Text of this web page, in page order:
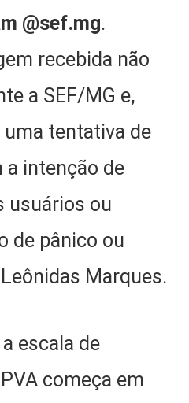
@sef.mg.
recebida não
a SEF/MG e,
uma tentativa de
intenção de
usuários ou
de pânico ou
Marques.
escala de
começa em